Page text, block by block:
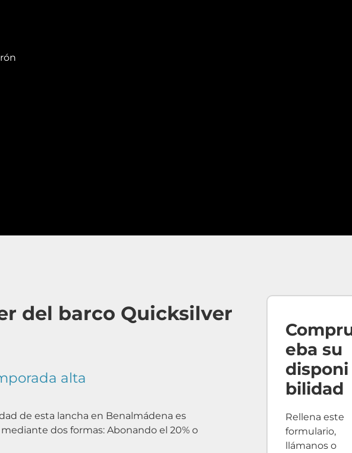
del barco Quicksilver
alta
de esta lancha en Benalmádena es
dos formas: Abonando el 20% o
eba su
disponi
bilidad
Rellena este
formulario,
llámanos o